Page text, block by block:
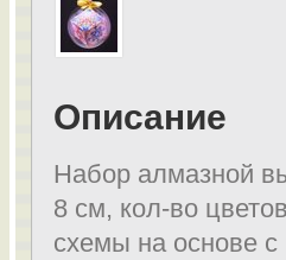
Описание
Набор алмазной
8 см, кол-во
схемы на основе